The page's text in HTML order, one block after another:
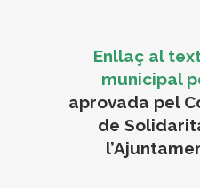
Enllaç al
municipal
aprovada pel
de